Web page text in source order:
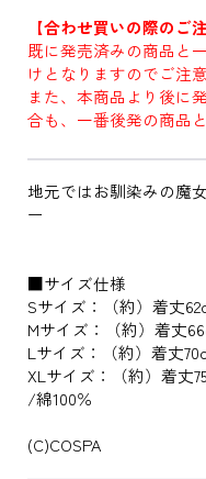
【合わせ買いの際のご注
既に発売済みの商品と
けとなりますのでご注
また、本商品より後に
合も、一番後発の商品
地元ではお馴染みの魔
ー
■サイズ仕様
Sサイズ：（約）着丈
Mサイズ：（約）着丈
Lサイズ：（約）着丈
XLサイズ：（約）着丈
/綿100％
(C)COSPA